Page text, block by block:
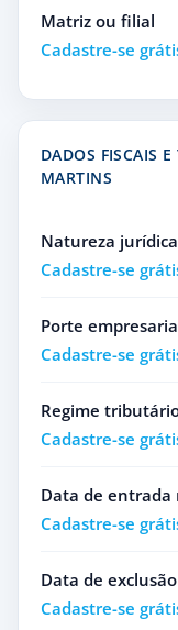
Matriz ou filial
Cadastre-se
DADOS FISCAIS
MARTINS
Natureza jurídica
Cadastre-se
Porte
Cadastre-se
Regime
Cadastre-se
Data de entrada
Cadastre-se
Data de
Cadastre-se